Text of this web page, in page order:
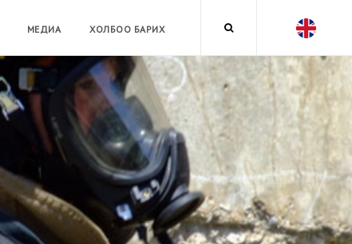
МЕДИА ХОЛБОО БАРИХ